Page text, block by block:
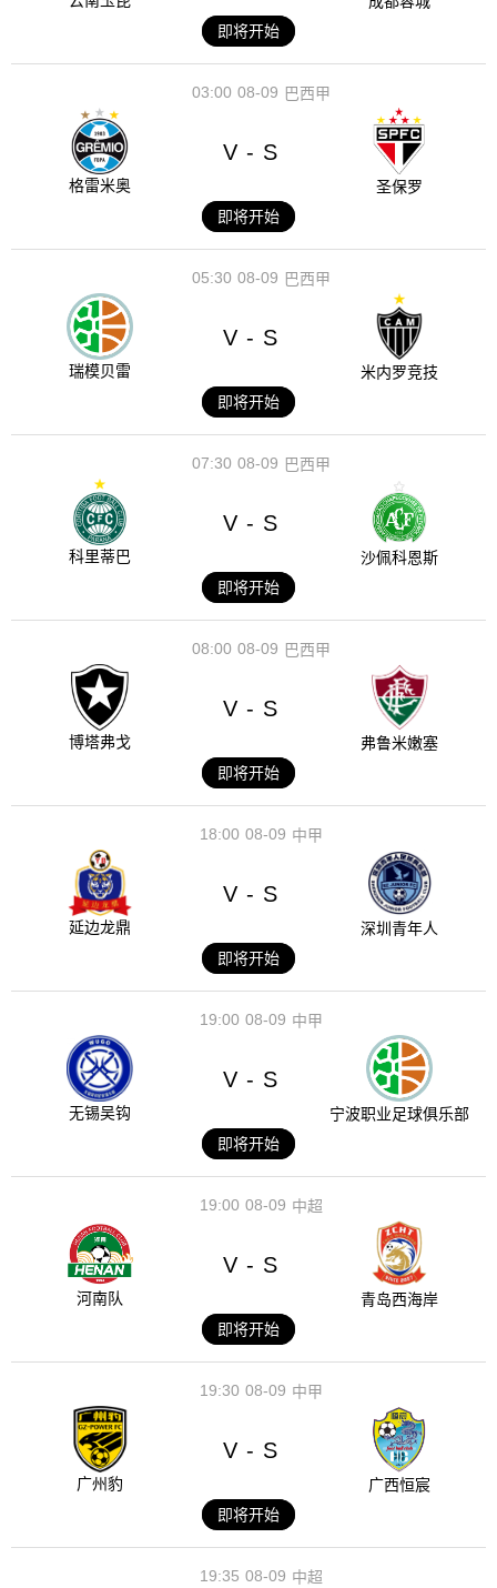
即将开始
08-09
03:00 巴西甲
格雷米奥
V - S
圣保罗
即将开始
08-09
05:30 巴西甲
瑞模贝雷
V - S
米内罗竞技
即将开始
08-09
07:30 巴西甲
科里蒂巴
V - S
沙佩科恩斯
即将开始
08-09
08:00 巴西甲
博塔弗戈
V - S
弗鲁米嫩塞
即将开始
08-09
18:00 中甲
延边龙鼎
V - S
深圳青年人
即将开始
08-09
19:00 中甲
无锡吴钩
V - S
宁波职业足球俱乐部
即将开始
08-09
19:00 中超
河南队
V - S
青岛西海岸
即将开始
08-09
19:30 中甲
广州豹
V - S
广西恒宸
即将开始
08-09
19:35 中超